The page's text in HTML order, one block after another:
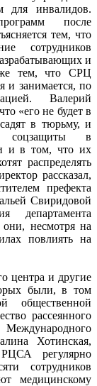
для инвалидов.
после
тем, что
сотрудников
и
тем, что СРЦ
и занимается, по
Валерий
«его не будет в
в тюрьму, и
соцзащиты в
и в том, что их
распределять
рассказал,
префекта
Свиридовой
департамента
несмотря на
повлиять на
центра и другие
были, в том
общественной
рассеянного
Хотинская,
регулярно
сотрудников
медицинскому